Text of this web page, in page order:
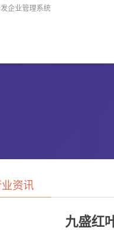
企业管理系统
资讯
九盛红